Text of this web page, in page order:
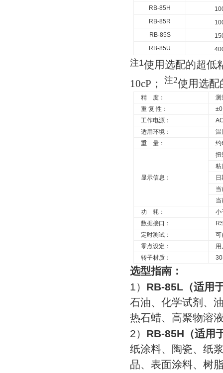
RB-85H
RB-85R
RB-85S
RB-85U
注1使用选配的超低
10cP； 注2使用选配
精 度：
测
重 复 性：
工作电源：
适用环境：
温
重
量： 约
显示信息：
扭
粘
当
当
功
耗：
小
数据接口：
定时测试：
可
零点设定：
转子材质：
选型指南：
1） RB-85L （适用
石油、化学试剂、
热石蜡、高聚物溶
2） RB-85H （适用
纸涂料、陶瓷、纸
品、表面涂料、树